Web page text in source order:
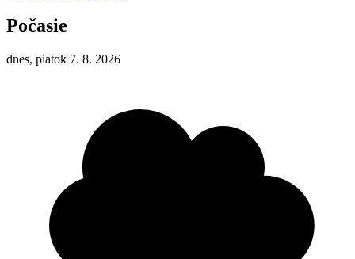
Počasie
dnes, piatok 7. 8. 2026